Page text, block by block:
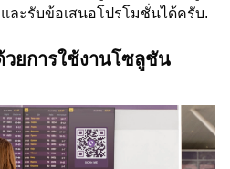
ละรับข้อเสนอโปรโมชั่นได้ครับ.
วยการใช้งานโซลูชัน